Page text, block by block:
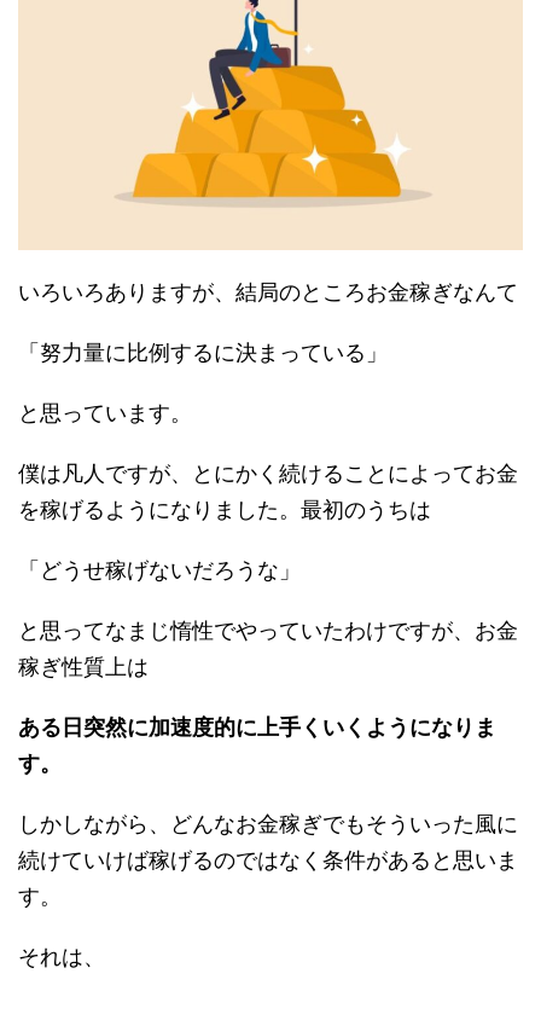
いろいろありますが、結局のところお金稼ぎなんて
「努力量に比例するに決まっている」
と思っています。
僕は凡人ですが、とにかく続けることによってお金
を稼げるようになりました。最初のうちは
「どうせ稼げないだろうな」
と思ってなまじ惰性でやっていたわけですが、お金
稼ぎ性質上は
ある日突然に加速度的に上手くいくようになりま
す。
しかしながら、どんなお金稼ぎでもそういった風に
続けていけば稼げるのではなく条件があると思いま
す。
それは、